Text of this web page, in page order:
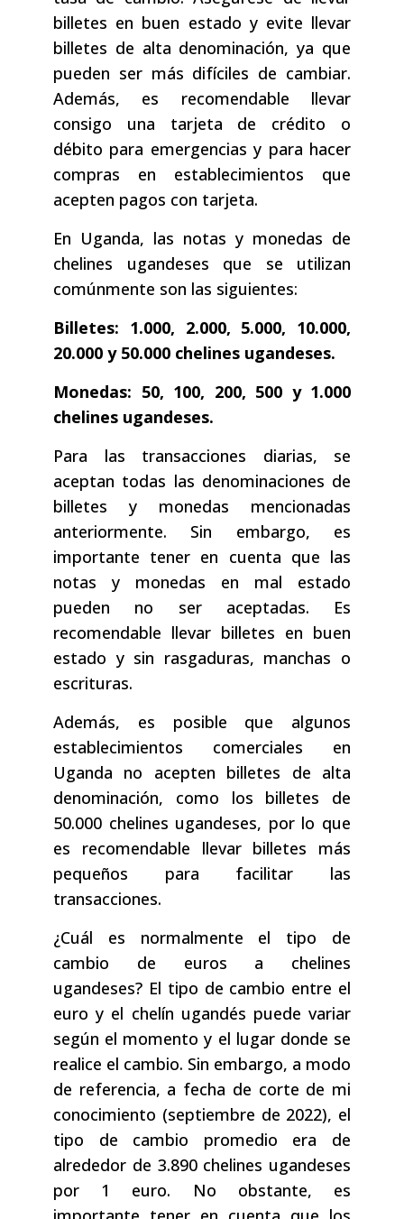
billetes en buen estado y evite llevar
billetes de alta denominación, ya que
pueden ser más difíciles de cambiar.
Además, es recomendable llevar
consigo una tarjeta de crédito o
débito para emergencias y para hacer
compras en establecimientos que
acepten pagos con tarjeta.
En Uganda, las notas y monedas de
chelines ugandeses que se utilizan
comúnmente son las siguientes:
Billetes: 1.000, 2.000, 5.000, 10.000,
20.000 y 50.000 chelines ugandeses.
Monedas: 50, 100, 200, 500 y 1.000
chelines ugandeses.
Para las transacciones diarias, se
aceptan todas las denominaciones de
billetes y monedas mencionadas
anteriormente. Sin embargo, es
importante tener en cuenta que las
notas y monedas en mal estado
pueden no ser aceptadas. Es
recomendable llevar billetes en buen
estado y sin rasgaduras, manchas o
escrituras.
Además, es posible que algunos
establecimientos comerciales en
Uganda no acepten billetes de alta
denominación, como los billetes de
50.000 chelines ugandeses, por lo que
es recomendable llevar billetes más
pequeños para facilitar las
transacciones.
¿Cuál es normalmente el tipo de
cambio de euros a chelines
ugandeses? El tipo de cambio entre el
euro y el chelín ugandés puede variar
según el momento y el lugar donde se
realice el cambio. Sin embargo, a modo
de referencia, a fecha de corte de mi
conocimiento (septiembre de 2022), el
tipo de cambio promedio era de
alrededor de 3.890 chelines ugandeses
por 1 euro. No obstante, es